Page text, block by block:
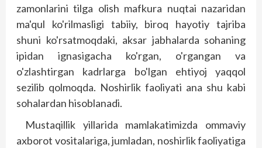
zamonlarini tilga olish mafkura nuqtai nazaridan
ma'qul ko'rilmasligi tabiiy, biroq hayotiy tajriba
shuni ko'rsatmoqdaki, aksar jabhalarda sohaning
ipidan ignasigacha ko'rgan, o'rgangan va
o'zlashtirgan kadrlarga bo'lgan ehtiyoj yaqqol
sezilib qolmoqda. Noshirlik faoliyati ana shu kabi
sohalardan hisoblanadi.
Mustaqillik yillarida mamlakatimizda ommaviy
axborot vositalariga, jumladan, noshirlik faoliyatiga